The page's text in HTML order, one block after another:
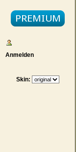
Anmelden
Skin: